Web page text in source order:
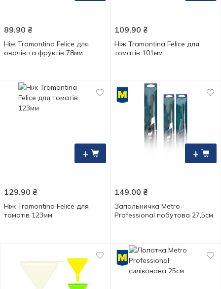
89.90 ₴
Ніж Tramontina Felice для
овочів та фруктів 78мм
109.90 ₴
Ніж Tramontina Felice для
томатів 101мм
+
129.90 ₴
Ніж Tramontina Felice для
томатів 123мм
+
149.00 ₴
Запальничка Metro
Professional побутова 27,5см